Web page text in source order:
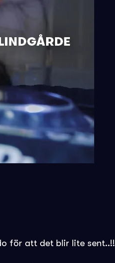
för att det blir lite sent..!!